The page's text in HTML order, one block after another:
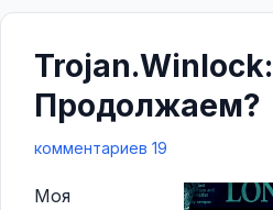
Trojan.Winlock:
Продолжаем?
комментариев 19
Моя